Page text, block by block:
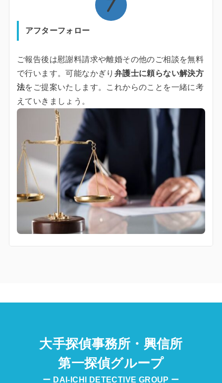
アフターフォロー
ご報告後は慰謝料請求や離婚その他のご相談を無料
で行います。可能なかぎり 弁護士に頼らない解決方
法をご提案いたします。これからのことを一緒に考
えていきましょう。
大手探偵事務所・興信所
第一探偵グループ
ー DAI-ICHI DETECTIVE GROUP ー